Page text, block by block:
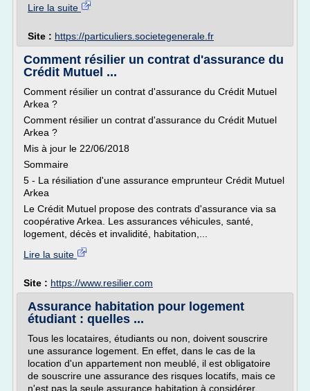
Lire la suite
Site : https://particuliers.societegenerale.fr
Comment résilier un contrat d'assurance du
Crédit Mutuel ...
Comment résilier un contrat d'assurance du Crédit Mutuel
Arkea ?
Comment résilier un contrat d'assurance du Crédit Mutuel
Arkea ?
Mis à jour le 22/06/2018
Sommaire
5 - La résiliation d'une assurance emprunteur Crédit Mutuel
Arkea
Le Crédit Mutuel propose des contrats d'assurance via sa
coopérative Arkea. Les assurances véhicules, santé,
logement, décès et invalidité, habitation,...
Lire la suite
Site : https://www.resilier.com
Assurance habitation pour logement
étudiant : quelles ...
Tous les locataires, étudiants ou non, doivent souscrire
une assurance logement. En effet, dans le cas de la
location d'un appartement non meublé, il est obligatoire
de souscrire une assurance des risques locatifs, mais ce
n'est pas la seule assurance habitation à considérer.